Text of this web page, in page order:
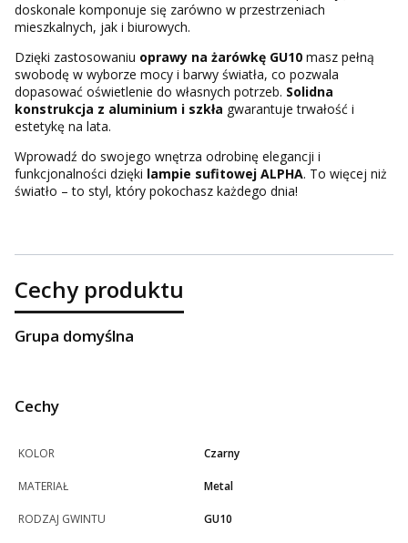
doskonale komponuje się zarówno w przestrzeniach
mieszkalnych, jak i biurowych.
Dzięki zastosowaniu oprawy na żarówkę GU10 masz pełną
swobodę w wyborze mocy i barwy światła, co pozwala
dopasować oświetlenie do własnych potrzeb. Solidna
konstrukcja z aluminium i szkła gwarantuje trwałość i
estetykę na lata.
Wprowadź do swojego wnętrza odrobinę elegancji i
funkcjonalności dzięki lampie sufitowej ALPHA. To więcej niż
światło – to styl, który pokochasz każdego dnia!
Cechy produktu
Grupa domyślna
Cechy
KOLOR Czarny
MATERIAŁ Metal
RODZAJ GWINTU GU10